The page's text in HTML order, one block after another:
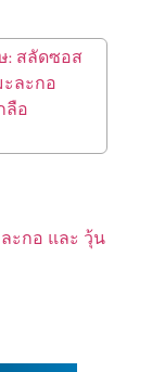
: สลัดซอส
ละกอ
ลือ
ะกอ และ วุ้น